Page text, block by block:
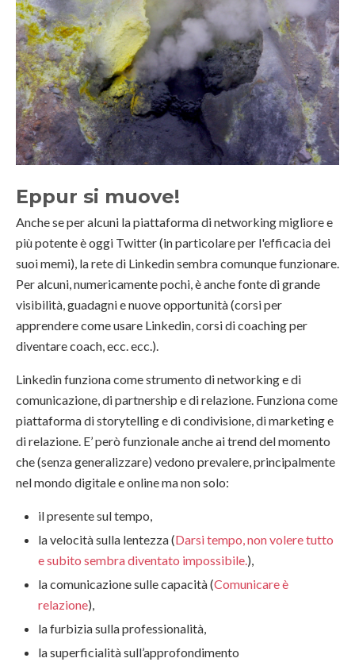
Eppur si muove!
Anche se per alcuni la piattaforma di networking migliore e
più potente è oggi Twitter (in particolare per l'efficacia dei
suoi memi), la rete di Linkedin sembra comunque funzionare.
Per alcuni, numericamente pochi, è anche fonte di grande
visibilità, guadagni e nuove opportunità (corsi per
apprendere come usare Linkedin, corsi di coaching per
diventare coach, ecc. ecc.).
Linkedin funziona come strumento di networking e di
comunicazione, di partnership e di relazione. Funziona come
piattaforma di storytelling e di condivisione, di marketing e
di relazione. E’ però funzionale anche ai trend del momento
che (senza generalizzare) vedono prevalere, principalmente
nel mondo digitale e online ma non solo:
il presente sul tempo,
la velocità sulla lentezza (Darsi tempo, non volere tutto
e subito sembra diventato impossibile. ),
la comunicazione sulle capacità (Comunicare è
relazione),
la furbizia sulla professionalità,
la superficialità sull’approfondimento